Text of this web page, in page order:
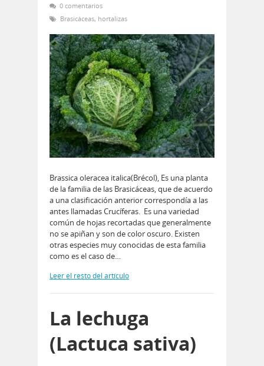
0 comentarios
Brasicáceas, hortalizas
Brassica oleracea italica(Brécol), Es una planta
de la familia de las Brasicáceas, que de acuerdo
a una clasificación anterior correspondí­a a las
antes llamadas Crucíferas. Es una variedad
común de hojas recortadas que generalmente
no se apiñan y son de color oscuro. Existen
otras especies muy conocidas de esta familia
como es el caso de…
Leer el resto del artículo
La lechuga
(Lactuca sativa)